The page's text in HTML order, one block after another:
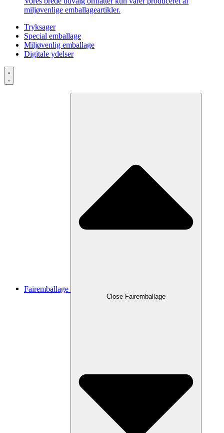
miljøvenlige emballageartikler.
Tryksager
Special emballage
Miljøvenlig emballage
Digitale ydelser
Fairemballage
Close Fairemballage